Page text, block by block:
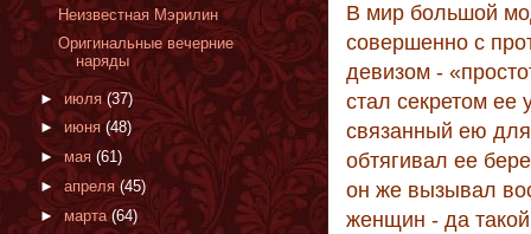
В мир большой
совершенно с
девизом -
стал секретом
связанный ею для
обтягивал ее
он же вызывал
женщин - да
Неизвестная Мэрилин
Оригинальные вечерние
наряды
► июля (37)
►июня(48)
►мая (61)
► апреля (45)
► марта (64)